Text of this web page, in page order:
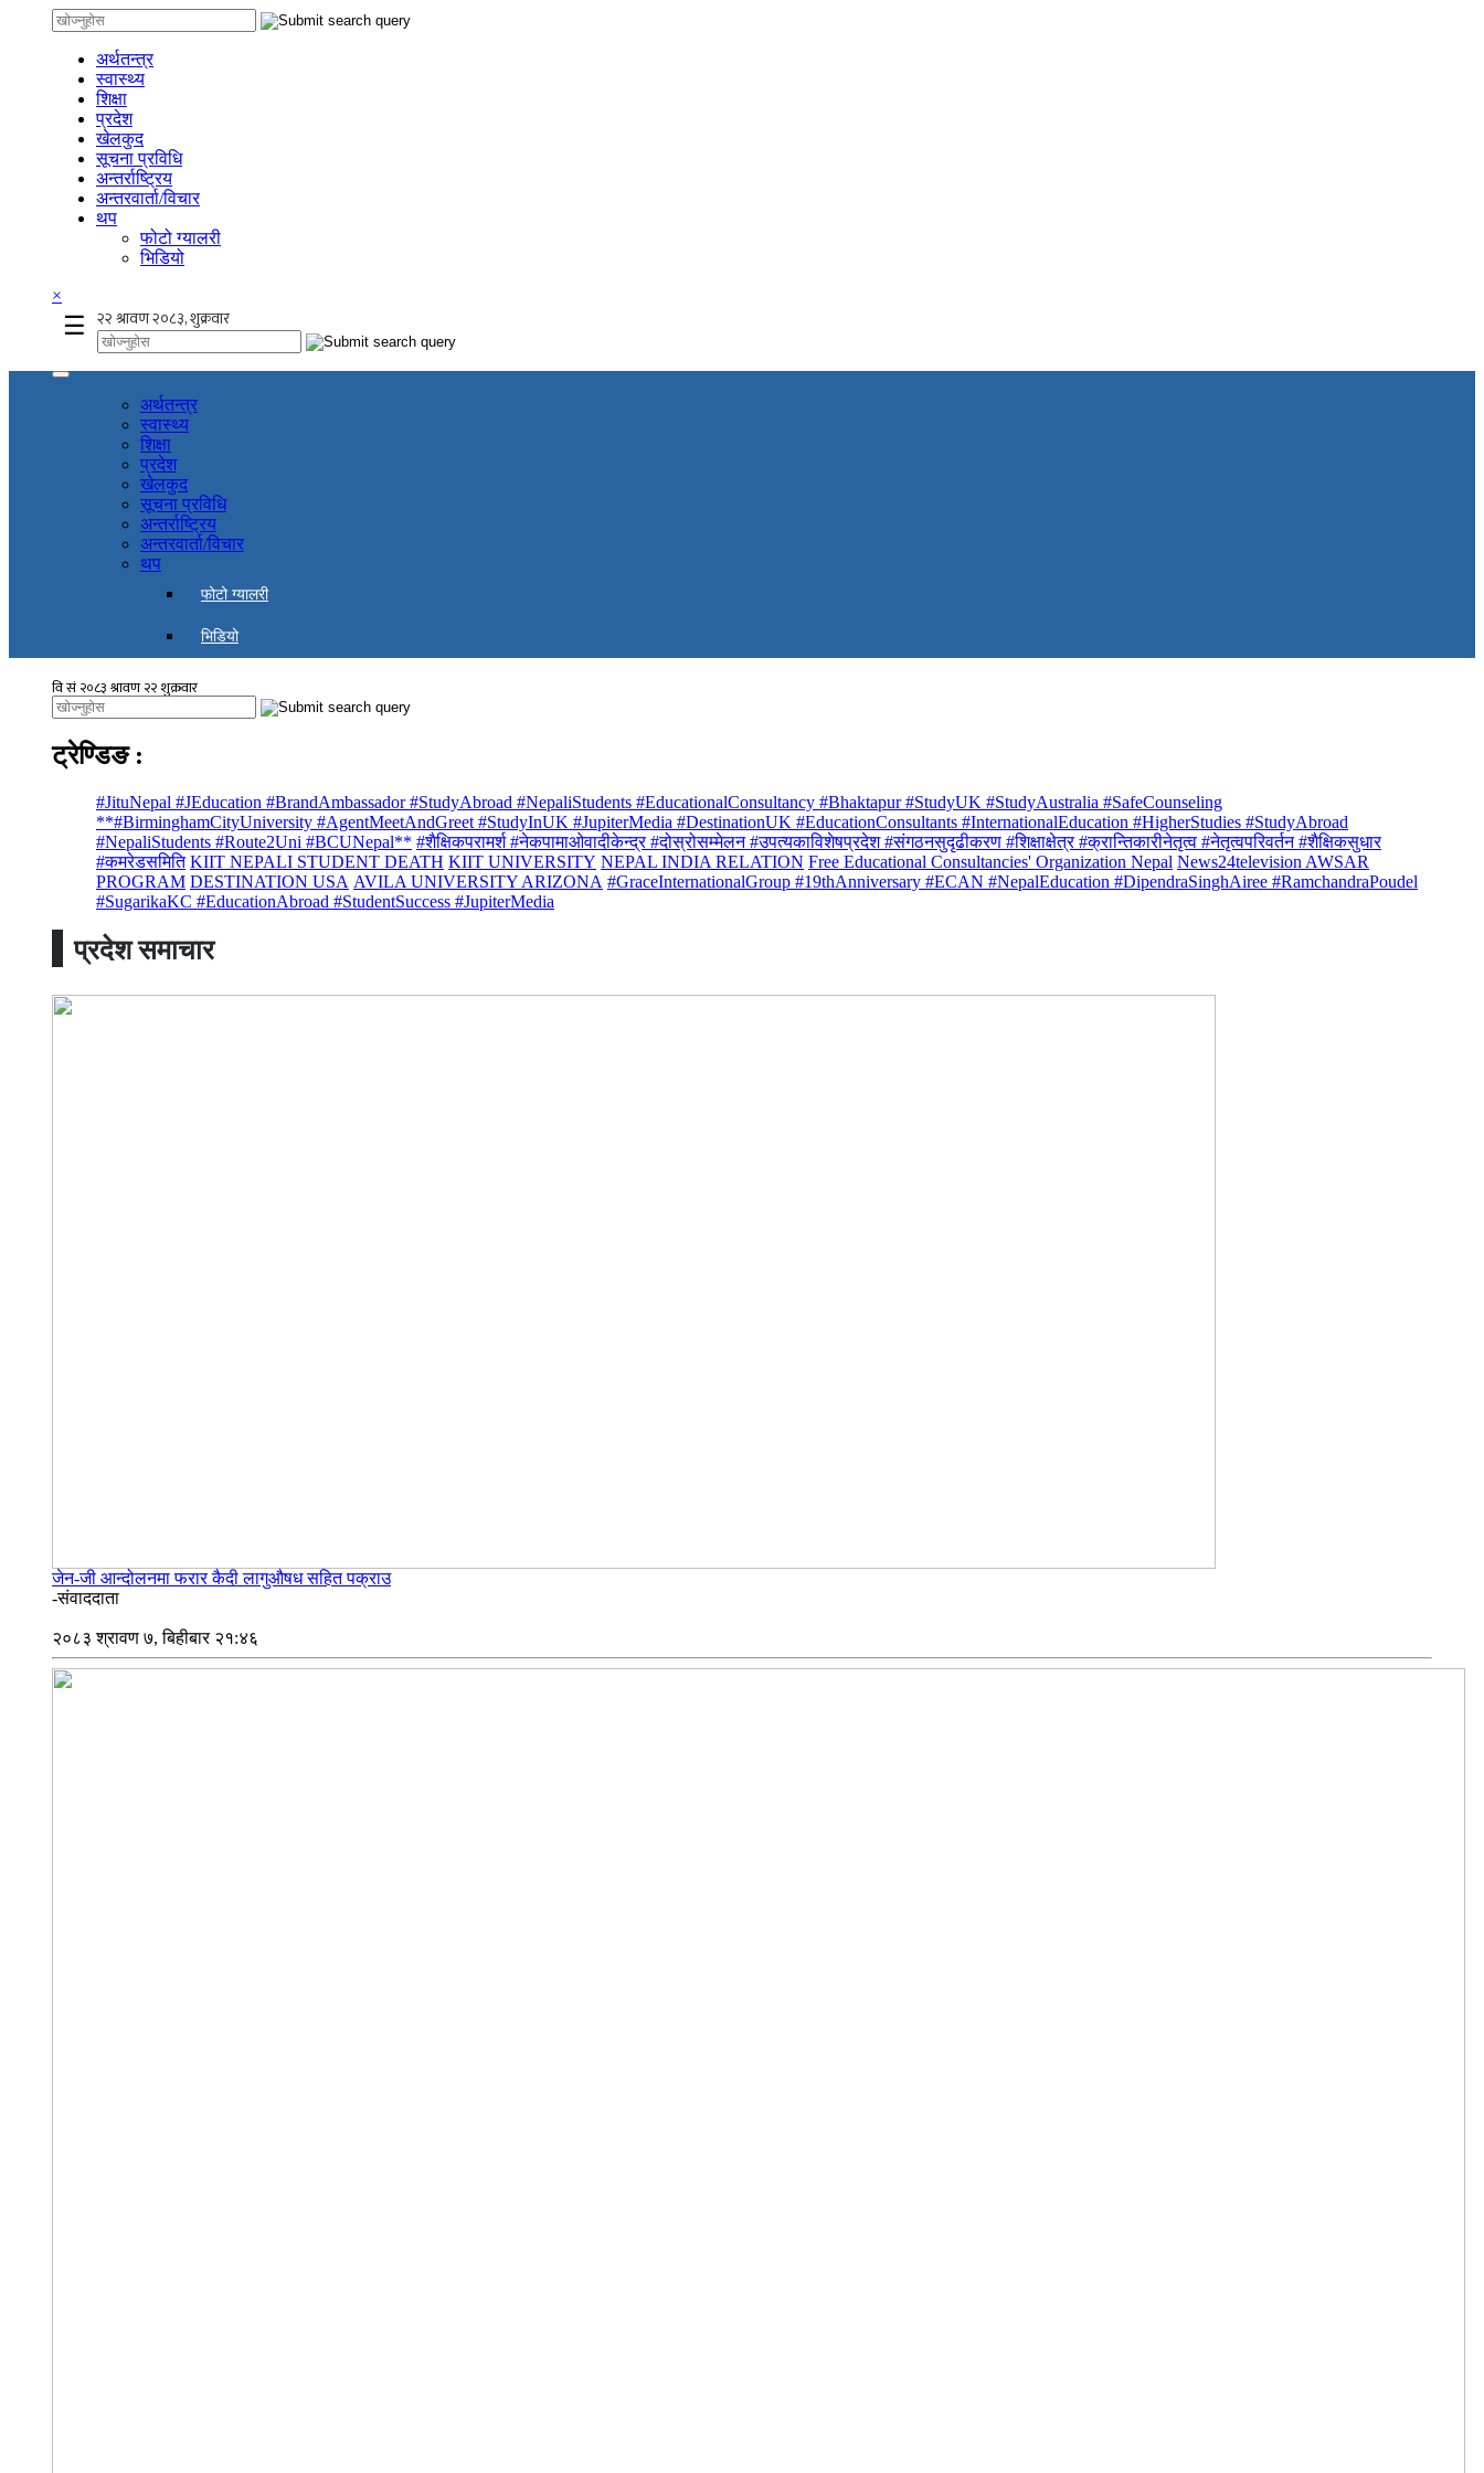
अर्थतन्त्र
स्वास्थ्य
शिक्षा
प्रदेश
खेलकुद
सूचना प्रविधि
अन्तर्राष्ट्रिय
अन्तरवार्ता/विचार
थप
फोटो ग्यालरी
भिडियो
×
☰
अर्थतन्त्र
स्वास्थ्य
शिक्षा
प्रदेश
खेलकुद
सूचना प्रविधि
अन्तर्राष्ट्रिय
अन्तरवार्ता/विचार
थप
फोटो ग्यालरी
भिडियो
ट्रेण्डिङ :
#JituNepal #JEducation #BrandAmbassador #StudyAbroad #NepaliStudents #EducationalConsultancy #Bhaktapur #StudyUK #StudyAustralia #SafeCounseling
**#BirminghamCityUniversity #AgentMeetAndGreet #StudyInUK #JupiterMedia #DestinationUK #EducationConsultants #InternationalEducation #HigherStudies #StudyAbroad
#NepaliStudents #Route2Uni #BCUNepal** #शैक्षिकपरामर्श #नेकपामाओवादीकेन्द्र #दोस्रोसम्मेलन #उपत्यकाविशेषप्रदेश #संगठनसुदृढीकरण #शिक्षाक्षेत्र #क्रान्तिकारीनेतृत्व #नेतृत्वपरिवर्तन #शैक्षिकसुधार
#कमरेडसमिति KIIT NEPALI STUDENT DEATH KIIT UNIVERSITY NEPAL INDIA RELATION Free Educational Consultancies' Organization Nepal News24television AWSAR
PROGRAM DESTINATION USA AVILA UNIVERSITY ARIZONA #GraceInternationalGroup #19thAnniversary #ECAN #NepalEducation #DipendraSinghAiree #RamchandraPoudel
#SugarikaKC #EducationAbroad #StudentSuccess #JupiterMedia
प्रदेश समाचार
जेन-जी आन्दोलनमा फरार कैदी लागुऔषध सहित पक्राउ
-संवाददाता
२०८३ श्रावण ७, बिहीबार २१:४६